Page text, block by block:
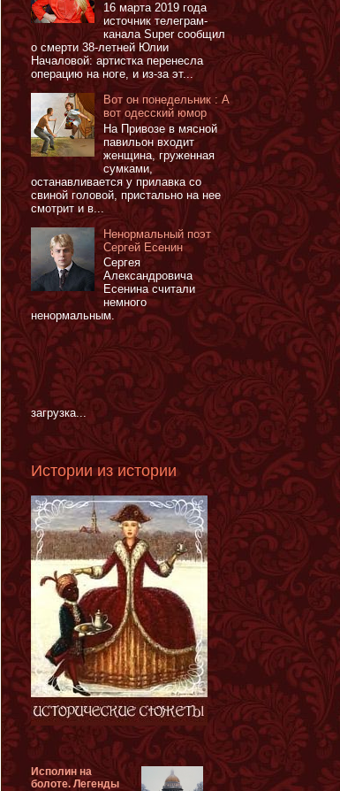
16 марта 2019 года
источник телеграм-
канала Super сообщил
о смерти 38-летней Юлии
Началовой: артистка перенесла
операцию на ноге, и из-за эт...
Вот он понедельник : А
вот одесский юмор
На Привозе в мясной
павильон входит
женщина, груженная
сумками,
останавливается у прилавка со
свиной головой, пристально на нее
смотрит и в...
Ненормальный поэт
Сергей Есенин
Сергея
Александровича
Есенина считали
немного
ненормальным.
загрузка...
Истории из истории
Исполин на
болоте. Легенды